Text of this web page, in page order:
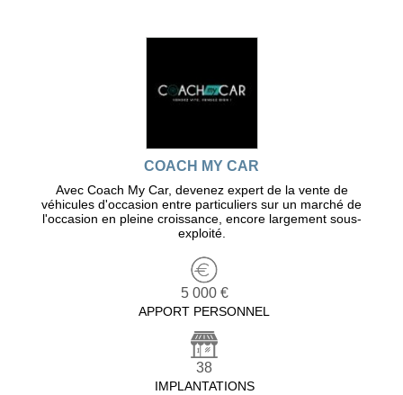
COACH MY CAR
Avec Coach My Car, devenez expert de la vente de
véhicules d'occasion entre particuliers sur un marché de
l'occasion en pleine croissance, encore largement sous-
exploité.
5 000 €
APPORT PERSONNEL
38
IMPLANTATIONS